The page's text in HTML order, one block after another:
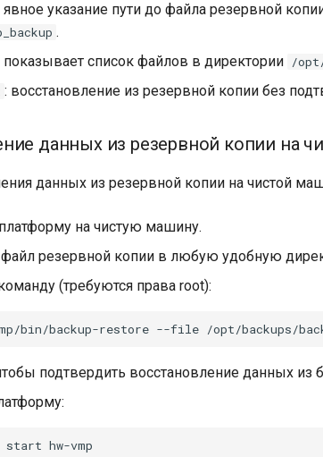
явное указание пути до файла резервной
.
показывает список файлов в директории /opt/
: восстановление из резервной копии без
данных из резервной копии на
данных из резервной копии на чистой
на чистую машину.
файл резервной копии в любую удобную
(требуются права root):
bin/backup-restore --file
подтвердить восстановление данных из
start